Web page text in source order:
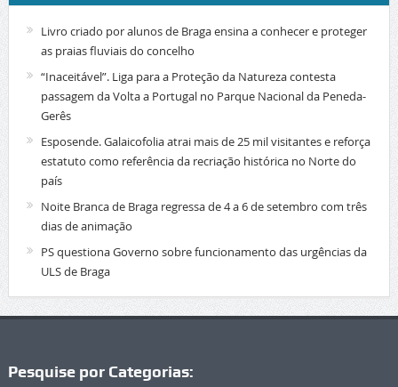
Livro criado por alunos de Braga ensina a conhecer e proteger
as praias fluviais do concelho
“Inaceitável”. Liga para a Proteção da Natureza contesta
passagem da Volta a Portugal no Parque Nacional da Peneda-
Gerês
Esposende. Galaicofolia atrai mais de 25 mil visitantes e reforça
estatuto como referência da recriação histórica no Norte do
país
Noite Branca de Braga regressa de 4 a 6 de setembro com três
dias de animação
PS questiona Governo sobre funcionamento das urgências da
ULS de Braga
Pesquise por Categorias: